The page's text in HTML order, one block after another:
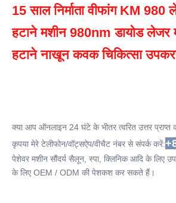
पोर्टेबल
Type:
Feature:
After-Sales Service Provided:
मुफ्त स्पेयर पार्ट्स, वीडियो तकनीकी सहायता,
और प्रशिक्षण, ऑनलाइन समर्थन, फील
Warranty:
15 साल निर्माता वीफांग KM 980
हटाने मशीन 980nm डायोड लेजर
हटाने नाखून कवक चिकित्सा
क्या आप ऑनलाइन 24 घंटे के भीतर त्वरित उत्तर प्राप्त
कृपया मेरे टेलीफोन/वॉट्सऐप/वीचैट नंबर से संपर्क करें:
पेशेवर मशीन सौंदर्य सैलून, स्पा, क्लिनिक आदि के लिए
के लिए OEM / ODM की पेशकश कर सकते हैं।